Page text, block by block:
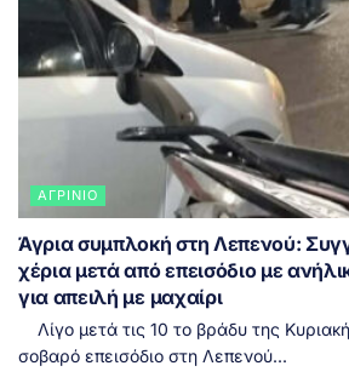
ΑΓΡΊΝΙΟ
Άγρια συμπλοκή στη Λεπενού:
χέρια μετά από επεισόδιο με
για απειλή με μαχαίρι
Λίγο μετά τις 10 το βράδυ της
σοβαρό επεισόδιο στη Λεπενού...